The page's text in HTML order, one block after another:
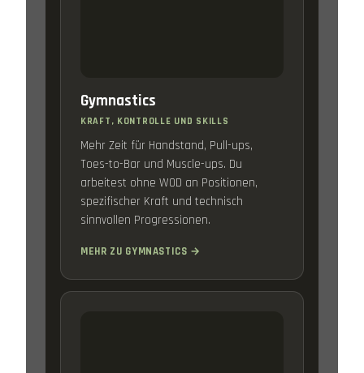
Gymnastics
KRAFT, KONTROLLE UND SKILLS
Mehr Zeit für Handstand, Pull-ups,
Toes-to-Bar und Muscle-ups. Du
arbeitest ohne WOD an Positionen,
spezifischer Kraft und technisch
sinnvollen Progressionen.
MEHR ZU GYMNASTICS →